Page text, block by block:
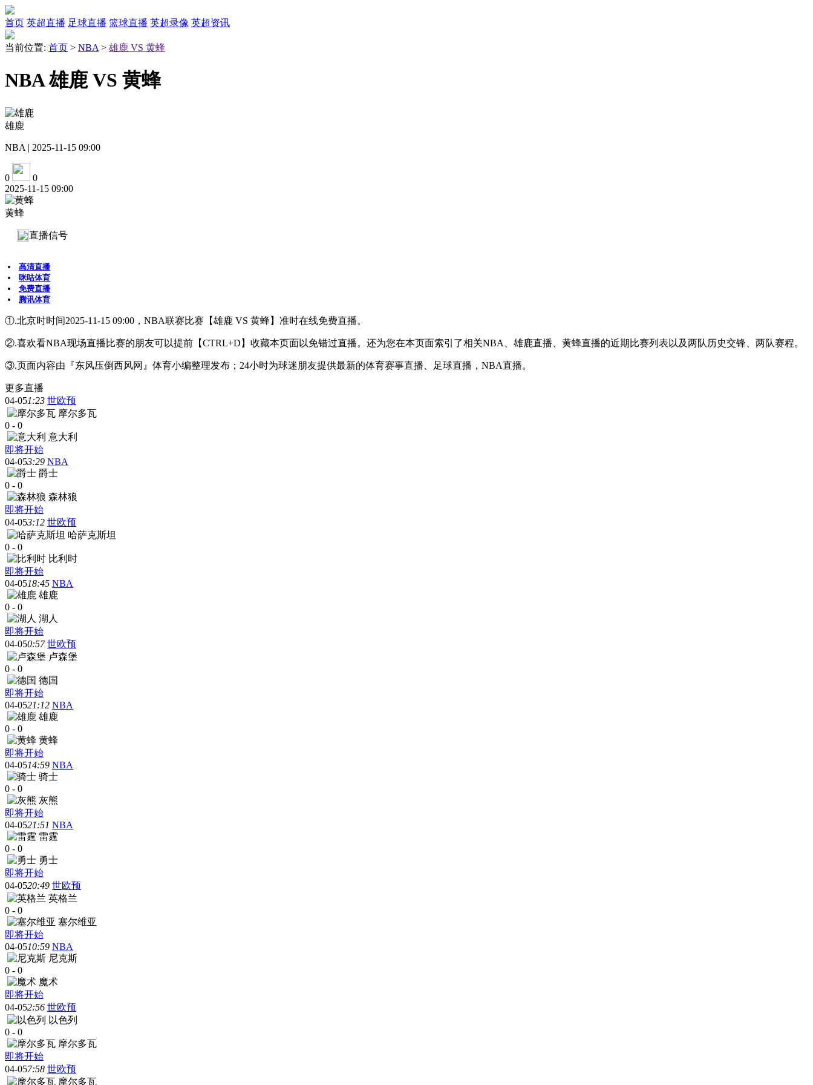
首页 英超直播 足球直播 篮球直播 英超录像 英超资讯
当前位置: 首页 > NBA > 雄鹿 VS 黄蜂
NBA 雄鹿 VS 黄蜂
雄鹿
NBA | 2025-11-15 09:00
0
0
2025-11-15 09:00
黄蜂
直播信号
高清直播
咪咕体育
免费直播
腾讯体育
①.北京时时间2025-11-15 09:00，NBA联赛比赛【雄鹿 VS 黄蜂】准时在线免费直播。
②.喜欢看NBA现场直播比赛的朋友可以提前【CTRL+D】收藏本页面以免错过直播。还为您在本页面索引了相关NBA、雄鹿直播、黄蜂直播的近期比赛列表以及两队历史交锋、两队赛程。
③.页面内容由『东风压倒西风网』体育小编整理发布；24小时为球迷朋友提供最新的体育赛事直播、足球直播，NBA直播。
更多直播
04-051:23 世欧预
摩尔多瓦
0 - 0
意大利
即将开始
04-053:29 NBA
爵士
0 - 0
森林狼
即将开始
04-053:12 世欧预
哈萨克斯坦
0 - 0
比利时
即将开始
04-0518:45 NBA
雄鹿
0 - 0
湖人
即将开始
04-050:57 世欧预
卢森堡
0 - 0
德国
即将开始
04-0521:12 NBA
雄鹿
0 - 0
黄蜂
即将开始
04-0514:59 NBA
骑士
0 - 0
灰熊
即将开始
04-0521:51 NBA
雷霆
0 - 0
勇士
即将开始
04-0520:49 世欧预
英格兰
0 - 0
塞尔维亚
即将开始
04-0510:59 NBA
尼克斯
0 - 0
魔术
即将开始
04-052:56 世欧预
以色列
0 - 0
摩尔多瓦
即将开始
04-057:58 世欧预
摩尔多瓦